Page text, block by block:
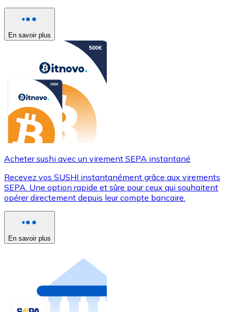
En savoir plus
Acheter sushi avec un virement SEPA instantané
Recevez vos SUSHI instantanément grâce aux virements
SEPA. Une option rapide et sûre pour ceux qui souhaitent
opérer directement depuis leur compte bancaire.
En savoir plus